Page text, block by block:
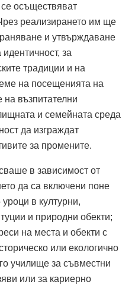
осъществяват
реализирането им ще
и утвърждаване
за
традиции и на
на посещенията на
възпитателни
и семейната среда
да изграждат
за промените.
в зависимост от
да са включени поне
в културни,
и природни обекти;
на места и обекти с
или екологично
училище за съвместни
или за кариерно